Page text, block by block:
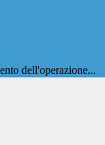
dell'operazione...